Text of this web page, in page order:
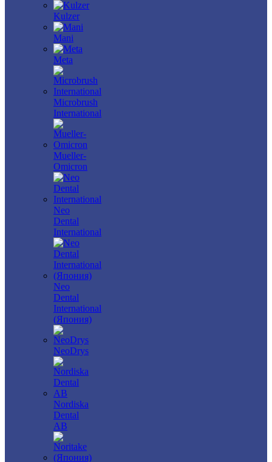
Kulzer
Mani
Meta
Microbrush
International
Mueller-
Omicron
Neo
Dental
International
Neo
Dental
International
(Япония)
NeoDrys
Nordiska
Dental
AB